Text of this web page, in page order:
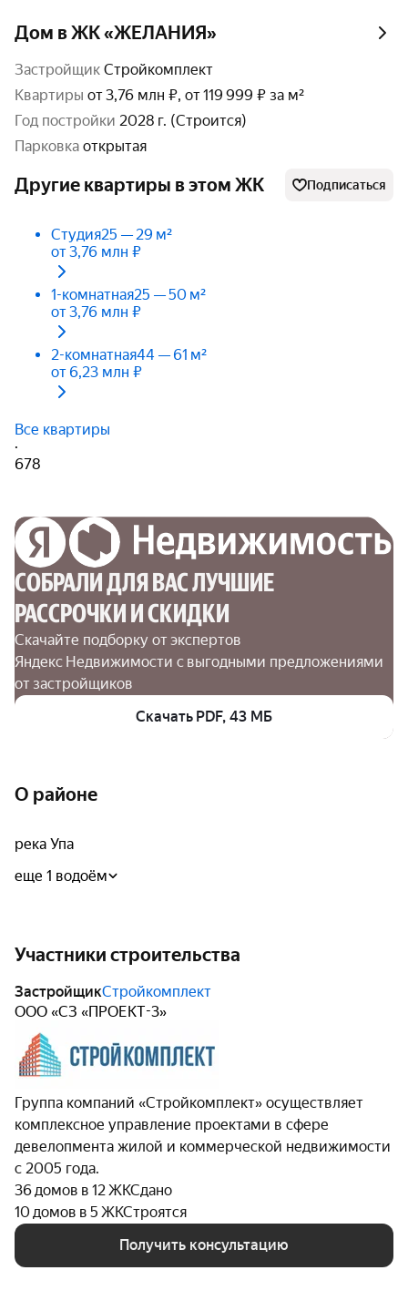
Дом в ЖК «ЖЕЛАНИЯ»
Застройщик Стройкомплект
Квартиры от 3,76 млн ₽, от 119 999 ₽ за м²
год постройки 2028 г. (Строится)
парковка открытая
Другие квартиры в этом ЖК Подписаться
Студия25 — 29 м²
от 3,76 млн ₽
1-комнатная25 — 50 м²
от 3,76 млн ₽
2-комнатная44 — 61 м²
от 6,23 млн ₽
Все квартиры
·
678
СОБРАЛИ ДЛЯ ВАС ЛУЧШИЕ
РАССРОЧКИ И СКИДКИ
Скачайте подборку от экспертов
Яндекс Недвижимости с выгодными предложениями
от застройщиков
Скачать PDF, 43 МБ
О районе
река Упа
еще 1 водоём
Участники строительства
ЗастройщикСтройкомплект
ООО «СЗ «ПРОЕКТ-3»
Группа компаний «Стройкомплект» осуществляет
комплексное управление проектами в сфере
девелопмента жилой и коммерческой недвижимости
с 2005 года.
36 домов в 12 ЖКСдано
10 домов в 5 ЖКСтроятся
Получить консультацию